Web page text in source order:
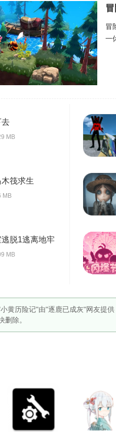
冒
一
去
MB
筏求生
MB
逃脱1逃离地牢
MB
黄历险记"由"逐鹿已成灰"网友提
删除。